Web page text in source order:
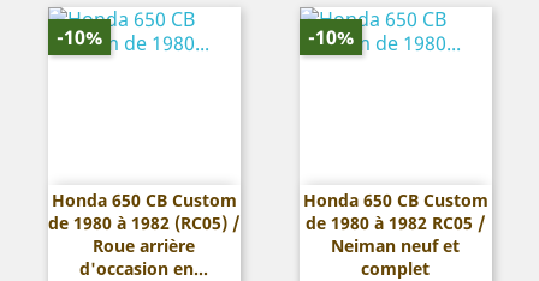
Honda 650 CB Custom
de 1980 à 1982 (RC05) /
Roue arrière
d'occasion en...
-10%
Honda 650 CB Custom
de 1980 à 1982 RC05 /
Neiman neuf et
complet
-10%